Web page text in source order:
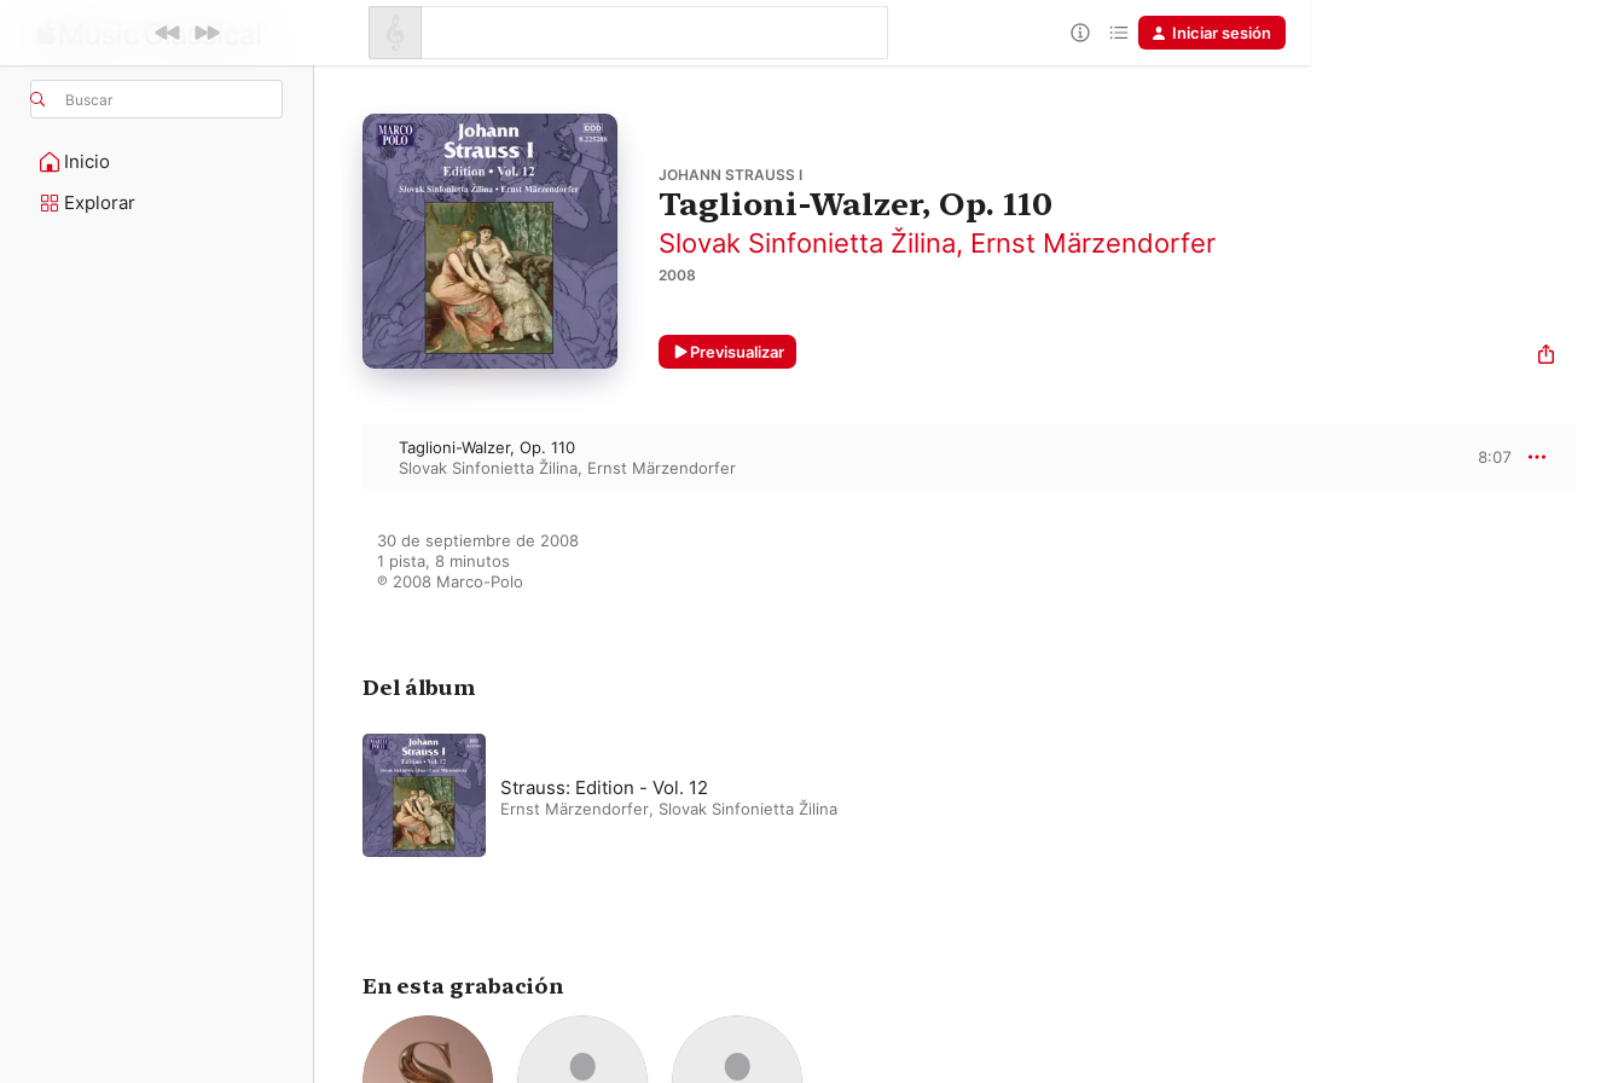
Buscar
Inicio
Explorar
Iniciar sesión
JOHANN STRAUSS I
Taglioni-Walzer, Op. 110
Slovak Sinfonietta Žilina, Ernst Märzendorfer
2008
Previsualizar
Taglioni-Walzer, Op. 110
Slovak Sinfonietta Žilina, Ernst Märzendorfer
8:07
30 de septiembre de 2008
1 pista, 8 minutos
℗ 2008 Marco-Polo
Del álbum
Strauss: Edition - Vol. 12
Ernst Märzendorfer, Slovak Sinfonietta Žilina
En esta grabación